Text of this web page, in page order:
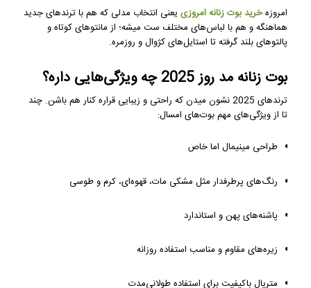
امروزهخرید بوت زنانه امروزییعنی انتخاب مدلی که هم با ترندهای جدید
هماهنگه و هم با لباس‌های مختلف ست میشه؛ از مانتوهای کوتاه و
پالتوهای بلند گرفته تا استایل‌های کژوال و روزمره.
بوت زنانه مد روز 2025 چه ویژگی‌هایی داره؟
ترندهای 2025 نشون میدن که راحتی و زیبایی قراره کنار هم باشن. چند
تا از ویژگی‌های مهم بوت‌های امسال:
طراحی مینیمال اما خاص
رنگ‌های پرطرفدار مثل مشکی مات، قهوه‌ای، کرم و طوسی
پاشنه‌های پهن و استاندارد
زیره‌های مقاوم و مناسب استفاده روزانه
متریال باکیفیت برای استفاده طولانی‌مدت